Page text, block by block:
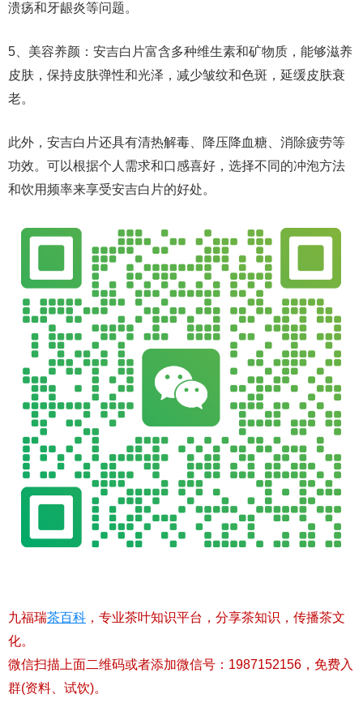
溃疡和牙龈炎等问题。
5、美容养颜：安吉白片富含多种维生素和矿物质，能够滋养
皮肤，保持皮肤弹性和光泽，减少皱纹和色斑，延缓皮肤衰
老。
此外，安吉白片还具有清热解毒、降压降血糖、消除疲劳等
功效。可以根据个人需求和口感喜好，选择不同的冲泡方法
和饮用频率来享受安吉白片的好处。
九福瑞茶百科 ，专业茶叶知识平台，分享茶知识，传播茶文
化。
微信扫描上面二维码或者添加微信号：1987152156，免费入
群(资料、试饮)。